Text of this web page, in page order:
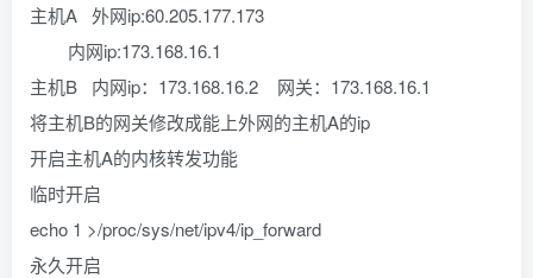
主机A 外网ip:60.205.177.173
内网ip:173.168.16.1
主机B 内网ip：173.168.16.2 网关：173.168.16.1
将主机B的网关修改成能上外网的主机A的ip
开启主机A的内核转发功能
临时开启
echo 1 >/proc/sys/net/ipv4/ip_forward
永久开启